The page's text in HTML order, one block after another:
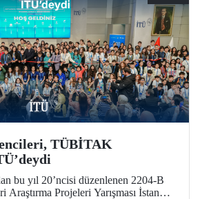
TÜBİTAK
bu yıl 20’ncisi düzenlenen 2204-B
Projeleri Yarışması İstanbul